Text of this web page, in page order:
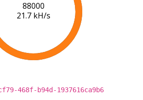
90000
21.7 kH/s
468f-b94d-1937616ca9b6